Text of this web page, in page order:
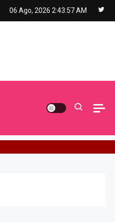
06 Ago, 2026 2:43:58 AM